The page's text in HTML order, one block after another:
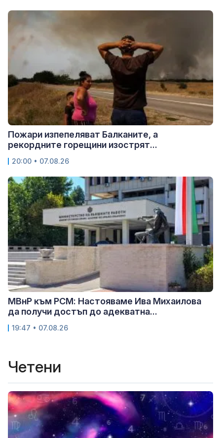
Пожари изпепеляват Балканите, а
рекордните горещини изострят...
20:00 • 07.08.26
МВнР към РСМ: Настояваме Ива Михаилова
да получи достъп до адекватна...
19:47 • 07.08.26
Четени